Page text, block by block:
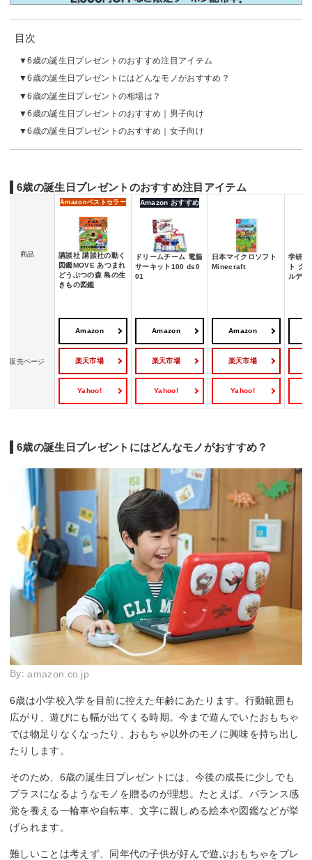
目次
6歳の誕生日プレゼントのおすすめ注目アイテム
6歳の誕生日プレゼントにはどんなモノがおすすめ？
6歳の誕生日プレゼントの相場は？
6歳の誕生日プレゼントのおすすめ｜男子向け
6歳の誕生日プレゼントのおすすめ｜女子向け
6歳の誕生日プレゼントのおすすめ注目アイテム
商品
Amazonベストセラー
講談社 講談社の動く
図鑑MOVE あつまれ
どうぶつの森 島の生
きもの図鑑
Amazon おすすめ
ドリームチーム 電脳
サーキット100 ds0
01
日本マイクロソフト
Minecraft
学研
ト ク
ルデコ
販売ページ
Amazon
楽天市場
Yahoo!
Amazon
楽天市場
Yahoo!
Amazon
楽天市場
Yahoo!
6歳の誕生日プレゼントにはどんなモノがおすすめ？
By:amazon.co.jp
6歳は小学校入学を目前に控えた年齢にあたります。行動範囲も
広がり、遊びにも幅が出てくる時期。今まで遊んでいたおもちゃ
では物足りなくなったり、おもちゃ以外のモノに興味を持ち出し
たりします。
そのため、6歳の誕生日プレゼントには、今後の成長に少しでも
プラスになるようなモノを贈るのが理想。たとえば、バランス感
覚を養える一輪車や自転車、文字に親しめる絵本や図鑑などが挙
げられます。
難しいことは考えず、同年代の子供が好んで遊ぶおもちゃをプレ